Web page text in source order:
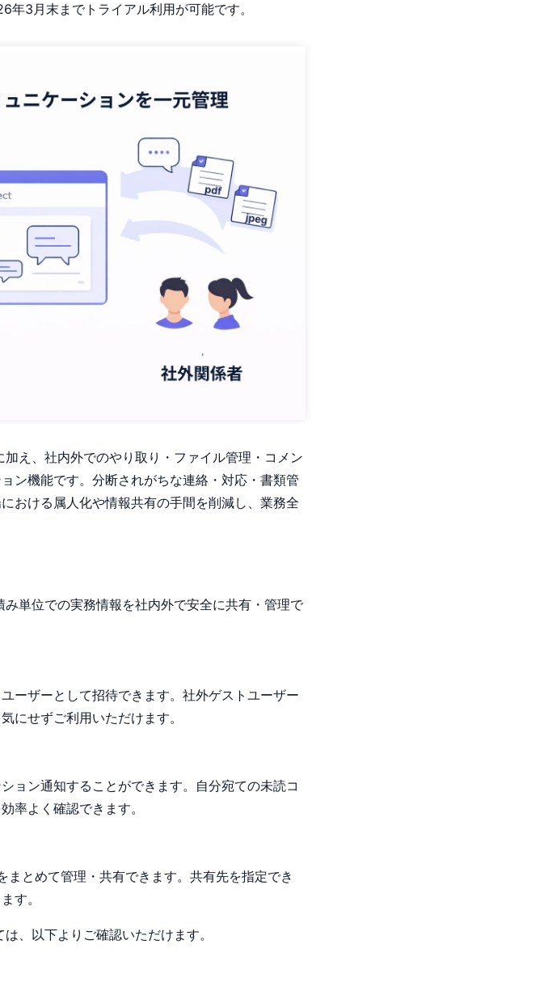
3月末までトライアル利用が可能です。
え、社内外でのやり取り・ファイル管理・コメン
ン機能です。分断されがちな連絡・対応・書類管
おける属人化や情報共有の手間を削減し、業務全
単位での実務情報を社内外で安全に共有・管理で
ーザーとして招待できます。社外ゲストユーザー
にせずご利用いただけます。
ョン通知することができます。自分宛ての未読コ
率よく確認できます。
とめて管理・共有できます。共有先を指定でき
す。
、以下よりご確認いただけます。